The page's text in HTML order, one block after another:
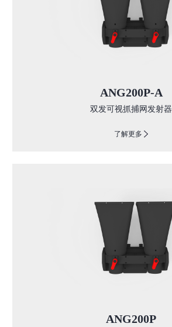
ANG200P-A
双发可视抓捕网发射器
了解更多
ANG200P